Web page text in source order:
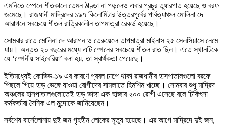
এমনিতে স্পেনে শীতকালে তেমন ঠাণ্ডা না পড়লেও এবার প্রচুর তুষারপাত হয়েছে ও বরফ
জমেছে। রাজধানী মাদ্রিদের ১৯৭ কিলোমিটার উত্তরপূর্বের পার্বত্যাঞ্চল মোলিনা দে
আরাগনে সবচেয়ে শীতল রাত্রিকালীন তাপমাত্রা রেকর্ড হয়েছে।
সোমবার রাতে মোলিনা দে আরাগন ও তেরুয়েলে তাপমাত্রা মাইনাস ২৫ সেলসিয়াসে নেমে
যায়। অন্তত ২০ বছরের মধ্যে এটি স্পেনের সবচেয়ে শীতল রাত ছিল। এতে স্থানটিকে
যে ‘স্পেনীয় সাইবেরিয়া’ বলা হয়, তা স্বার্থকতা পেয়েছে।
ইতিমধ্যেই কোভিড-১৯ এর কারণে প্রবল চাপে থাকা রাজধানীর হাসপাতালগুলো বরফে
পিছলে গিয়ে হাড় ভেঙ্গে যাওয়া রোগীদের সামলাতে হিমশিম খাচ্ছে। সোমবার শুধু মাদ্রিদ
অঞ্চলের হাসপাতালগুলোতেই হাড় ভাঙ্গা এক হাজার ২০০ রোগী এসেছে বলে চিকিৎসা
কর্মকর্তারা দৈনিক এল মুন্দোকে জানিয়েছেন।
সর্বশেষ বার্সেলোনায় দুই জন গৃহহীন লোকের মৃত্যু হয়েছে। এর আগে মাদ্রিদে দুই জন,